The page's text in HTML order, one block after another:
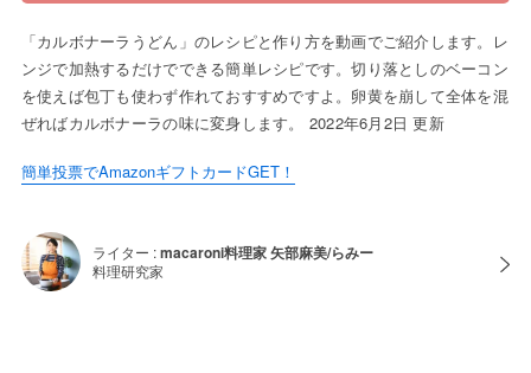
「カルボナーラうどん」のレシピと作り方を動画でご紹介します。レ
ンジで加熱するだけでできる簡単レシピです。切り落としのベーコン
を使えば包丁も使わず作れておすすめですよ。卵黄を崩して全体を混
ぜればカルボナーラの味に変身します。 2022年6月2日 更新
簡単投票でAmazonギフトカードGET！
ライター :macaroni料理家 矢部麻美/らみー
料理研究家